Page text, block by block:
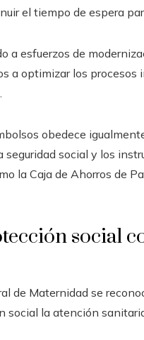
el tiempo de espera
a esfuerzos de
a optimizar los procesos
obedece
social y los
la Caja de Ahorros de
social
de Maternidad se
social la atención